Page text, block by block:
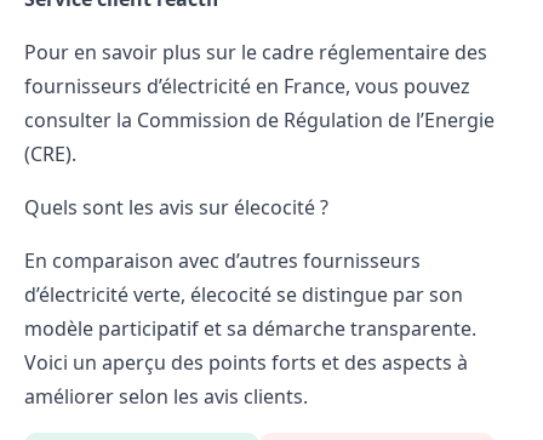
Pour en savoir plus sur le cadre réglementaire des
fournisseurs d’électricité en France, vous pouvez
consulter la Commission de Régulation de l’Energie
(CRE).
Quels sont les avis sur élecocité ?
En comparaison avec d’autres fournisseurs
d’électricité verte, élecocité se distingue par son
modèle participatif et sa démarche transparente.
Voici un aperçu des points forts et des aspects à
améliorer selon les avis clients.